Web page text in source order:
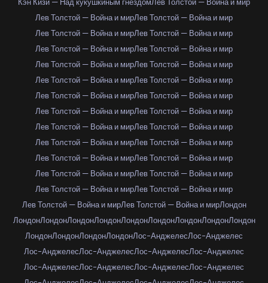
Кэн Кизи — Над кукушкиным гнездомЛев Толстой — Война и мир
Лев Толстой — Война и мирЛев Толстой — Война и мир
Лев Толстой — Война и мирЛев Толстой — Война и мир
Лев Толстой — Война и мирЛев Толстой — Война и мир
Лев Толстой — Война и мирЛев Толстой — Война и мир
Лев Толстой — Война и мирЛев Толстой — Война и мир
Лев Толстой — Война и мирЛев Толстой — Война и мир
Лев Толстой — Война и мирЛев Толстой — Война и мир
Лев Толстой — Война и мирЛев Толстой — Война и мир
Лев Толстой — Война и мирЛев Толстой — Война и мир
Лев Толстой — Война и мирЛев Толстой — Война и мир
Лев Толстой — Война и мирЛев Толстой — Война и мир
Лев Толстой — Война и мирЛев Толстой — Война и мир
Лев Толстой — Война и мирЛев Толстой — Война и мирЛондон
ЛондонЛондонЛондонЛондонЛондонЛондонЛондонЛондонЛондон
ЛондонЛондонЛондонЛондонЛос-АнджелесЛос-Анджелес
Лос-АнджелесЛос-АнджелесЛос-АнджелесЛос-Анджелес
Лос-АнджелесЛос-АнджелесЛос-АнджелесЛос-Анджелес